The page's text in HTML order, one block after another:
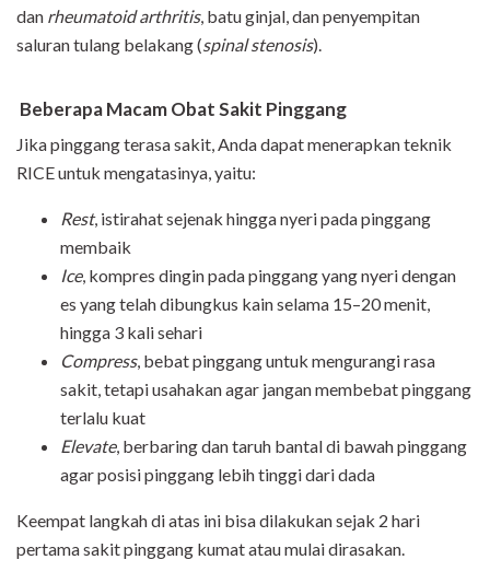
dan rheumatoid arthritis, batu ginjal, dan penyempitan
saluran tulang belakang (spinal stenosis).
Beberapa MacamObat Sakit Pinggang
Jika pinggang terasa sakit, Anda dapat menerapkan teknik
RICE untuk mengatasinya, yaitu:
Rest, istirahat sejenak hingga nyeri pada pinggang
membaik
Ice, kompres dingin pada pinggang yang nyeri dengan
es yang telah dibungkus kain selama 15–20 menit,
hingga 3 kali sehari
Compress, bebat pinggang untuk mengurangi rasa
sakit, tetapi usahakan agar jangan membebat pinggang
terlalu kuat
Elevate, berbaring dan taruh bantal di bawah pinggang
agar posisi pinggang lebih tinggi dari dada
Keempat langkah di atas ini bisa dilakukan sejak 2 hari
pertama sakit pinggang kumat atau mulai dirasakan.